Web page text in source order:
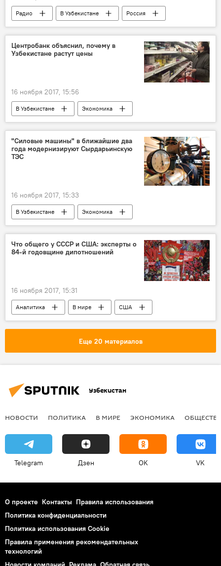
Радио В Узбекистане
Россия
США
Владимир Путин
Дональд Трамп
Встреча
переговоры
Центробанк объяснил, почему в
Узбекистане растут цены
16 ноября 2017, 15:56
В Узбекистане
Экономика
Центральный банк Республики Узбекистан
"Силовые машины" в ближайшие два
года модернизируют Сырдарьинскую
ТЭС
16 ноября 2017, 15:33
В Узбекистане
Экономика
Сырдарьинская ТЭС
Что общего у СССР и США: эксперты о
84-й годовщине дипотношений
16 ноября 2017, 15:31
Аналитика В мире
США
СССР
Еще 20 материалов
Узбекистан
НОВОСТИ ПОЛИТИКА В МИРЕ ЭКОНОМИКА
Telegram Дзен OK VK
О проекте Контакты Правила использования
Политика конфиденциальности
Политика использования Cookie
Правила применения рекомендательных
технологий